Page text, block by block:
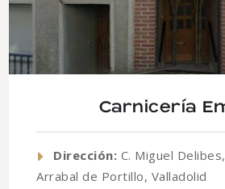
Carnicería
Dirección: C. Miguel
Arrabal de Portillo, Valladolid